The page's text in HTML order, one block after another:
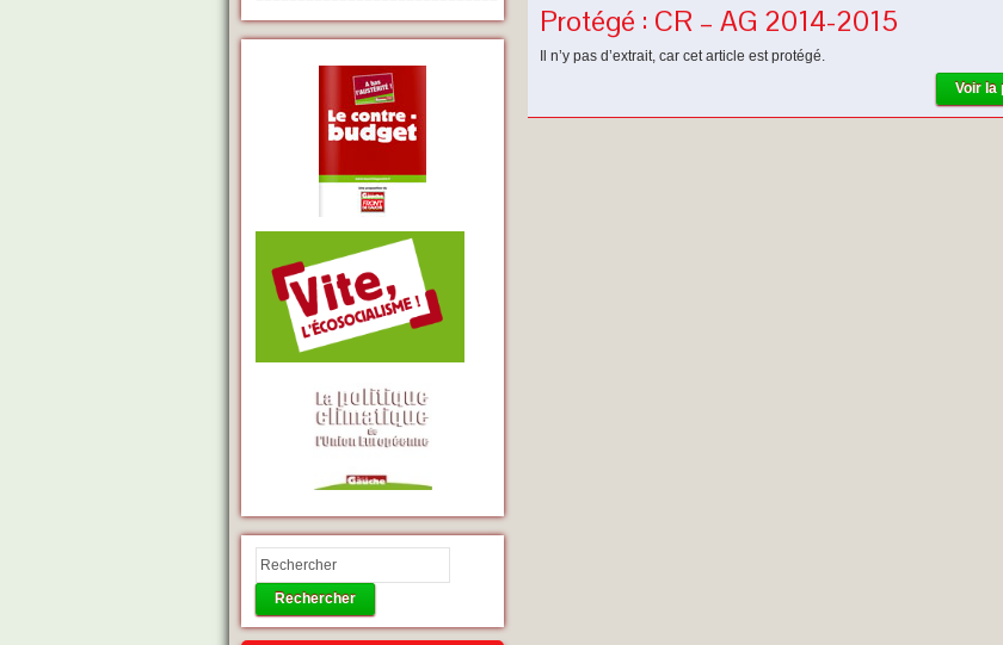
Rechercher
Protégé : CR – AG 2014-2015
Il n’y pas d’extrait, car cet article est protégé.
Voir la